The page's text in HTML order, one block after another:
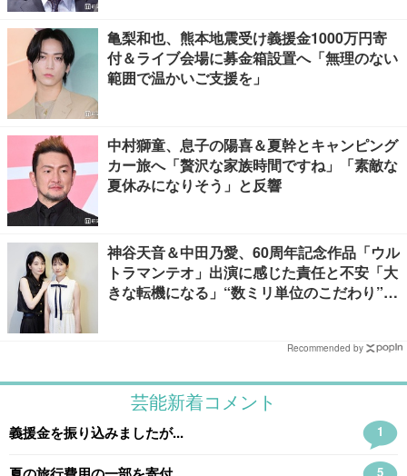
亀梨和也、熊本地震受け義援金1000万円寄
付＆ライブ会場に募金箱設置へ「無理のない
範囲で温かいご支援を」
中村獅童、息子の陽喜＆夏幹とキャンピング
カー旅へ「贅沢な家族時間ですね」「素敵な
夏休みになりそう」と反響
神谷天音＆中田乃愛、60周年記念作品「ウル
トラマンテオ」出演に感じた責任と不安「大
きな転機になる」“数ミリ単位のこだわり”特
Recommended by